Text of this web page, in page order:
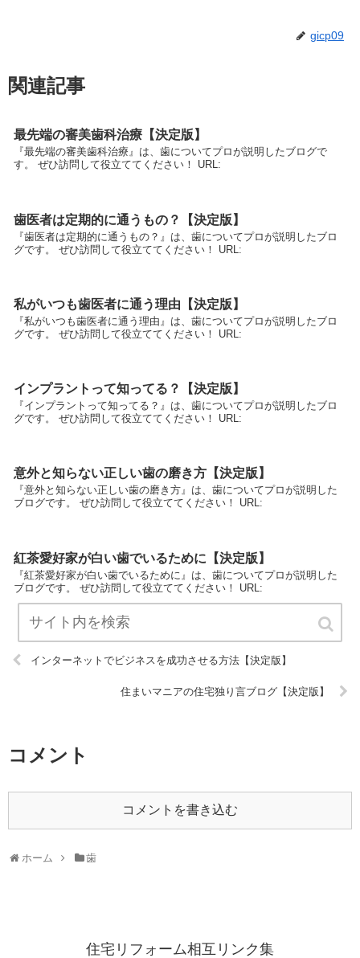
gicp09
関連記事
最先端の審美歯科治療【決定版】
『最先端の審美歯科治療』は、歯についてプロが説明したブログで
す。 ぜひ訪問して役立ててください！ URL:
歯医者は定期的に通うもの？【決定版】
『歯医者は定期的に通うもの？』は、歯についてプロが説明したブロ
グです。 ぜひ訪問して役立ててください！ URL:
私がいつも歯医者に通う理由【決定版】
『私がいつも歯医者に通う理由』は、歯についてプロが説明したブロ
グです。 ぜひ訪問して役立ててください！ URL:
インプラントって知ってる？【決定版】
『インプラントって知ってる？』は、歯についてプロが説明したブロ
グです。 ぜひ訪問して役立ててください！ URL:
意外と知らない正しい歯の磨き方【決定版】
『意外と知らない正しい歯の磨き方』は、歯についてプロが説明した
ブログです。 ぜひ訪問して役立ててください！ URL:
紅茶愛好家が白い歯でいるために【決定版】
『紅茶愛好家が白い歯でいるために』は、歯についてプロが説明した
ブログです。 ぜひ訪問して役立ててください！ URL:
インターネットでビジネスを成功させる方法【決定版】
住まいマニアの住宅独り言ブログ【決定版】
コメント
コメントを書き込む
ホーム 歯
住宅リフォーム相互リンク集